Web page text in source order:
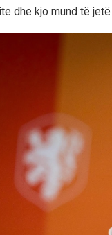
dhe kjo mund të